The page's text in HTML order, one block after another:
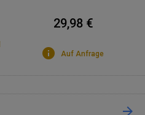
29,98 €
Auf Anfrage